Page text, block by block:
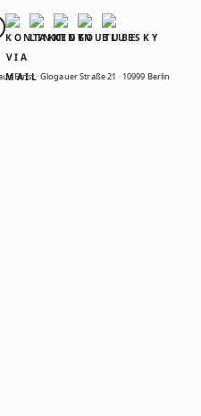
Ernst · Glogauer Straße 21 · 10999 Berlin